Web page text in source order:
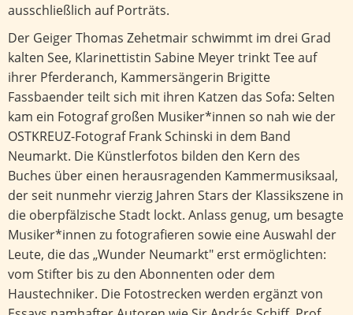
ausschließlich auf Porträts.
Der Geiger Thomas Zehetmair schwimmt im drei Grad
kalten See, Klarinettistin Sabine Meyer trinkt Tee auf
ihrer Pferderanch, Kammersängerin Brigitte
Fassbaender teilt sich mit ihren Katzen das Sofa: Selten
kam ein Fotograf großen Musiker*innen so nah wie der
OSTKREUZ-Fotograf Frank Schinski in dem Band
Neumarkt. Die Künstlerfotos bilden den Kern des
Buches über einen herausragenden Kammermusiksaal,
der seit nunmehr vierzig Jahren Stars der Klassikszene in
die oberpfälzische Stadt lockt. Anlass genug, um besagte
Musiker*innen zu fotografieren sowie eine Auswahl der
Leute, die das „Wunder Neumarkt" erst ermöglichten:
vom Stifter bis zu den Abonnenten oder dem
Haustechniker. Die Fotostrecken werden ergänzt von